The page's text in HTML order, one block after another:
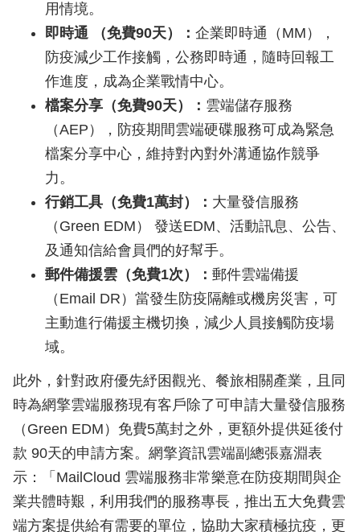
用情境。
即時通 （免費90天）： 企業即時通（MM），
防疫減少工作接觸，公務即時通，隨時回報工
作進度，成為企業戰情中心。
檔案分享（免費90天）： 雲端儲存服務
（AEP），防疫期間雲端硬碟服務可成為緊急
檔案分享中心，維持對內對外溝通協作競爭
力。
行銷工具（免費1萬封）： 大量發信服務
（Green EDM） 發送EDM、活動訊息、公告、
及通知信給會員們的好幫手。
郵件備援雲（免費1次）： 郵件雲端備援
（Email DR）當發生防疫隔離或機房災害，可
主動進行備援主機切換，減少人員接觸防疫場
域。
此外，針對政府優先紓困觀光、餐旅相關產業，且同
時為網擎雲端服務現有客戶除了可申請大量發信服務
（Green EDM）免費5萬封之外，更額外提供延後付
款 90天的申請方案。網擎資訊雲端副總張嘉淵表
示：「MailCloud 雲端服務非常樂意在防疫期間與企
業共體時艱，利用我們的服務專長，推出五大免費雲
端方案提供給有需要的單位，協助大家積極抗疫，更